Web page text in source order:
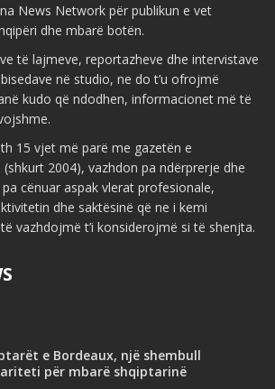
News Network për publikun e vet
dhe mbarë botën.
të lajmeve, reportazheve dhe intervistave
në studio, ne do t’u ofrojmë
kudo që ndodhen, informacionet më të
15 vjet më parë me gazetën e
2004), vazhdon pa ndërprerje dhe
cënuar aspak vlerat profesionale,
dhe saktësinë që ne i kemi
vazhdojmë t’i konsiderojmë si të shenjta.
e Bordeaux, një shembull
për mbarë shqiptarinë